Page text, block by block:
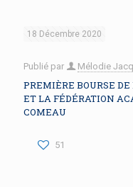
18 Décembre 2020
Publié par Mélodie
PREMIÈRE BOURSE
ET LA FÉDÉRATION
COMEAU
51